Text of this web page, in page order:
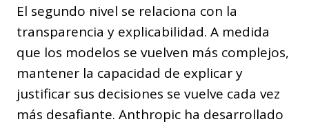
El segundo nivel se relaciona con la
transparencia y explicabilidad. A medida
que los modelos se vuelven más complejos,
mantener la capacidad de explicar y
justificar sus decisiones se vuelve cada vez
más desafiante. Anthropic ha desarrollado